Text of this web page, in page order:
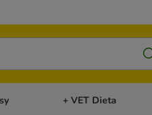
pro psy Otevřít menu: Doplňky
+ VET Dieta